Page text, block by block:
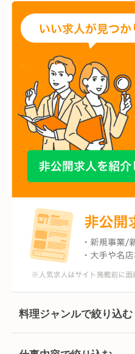
料理ジャンルで絞り込む